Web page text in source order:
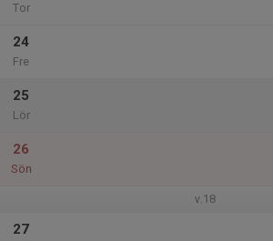
Tor
24
Fre
25
Lör
26
Sön
v.18
27